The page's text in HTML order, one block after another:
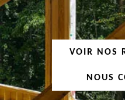
VOIR NOS
NOUS